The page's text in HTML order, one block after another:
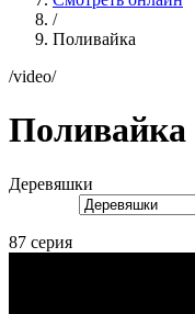
/
Поливайка
/video/
Поливайка
Деревяшки
87 серия